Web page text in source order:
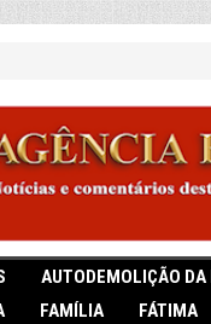
AUTODEMOLIÇÃO DA
FAMÍLIA FÁTIMA